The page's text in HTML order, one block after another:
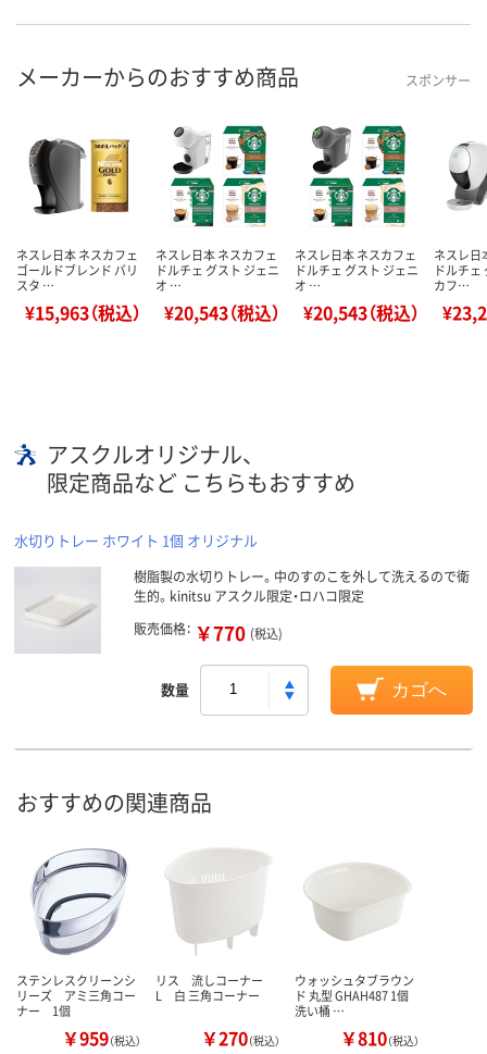
メーカーからのおすすめ商品 スポンサー
ネスレ日本 ネスカフェ
ゴールドブレンド バリ
スタ …
¥15,963（税込）
ネスレ日本 ネスカフェ
ドルチェ グスト ジェニ
オ …
¥20,543（税込）
ネスレ日本 ネスカフェ
ドルチェ グスト ジェニ
オ …
¥20,543（税込）
ネスレ日
ドルチェ
カフ…
アスクルオリジナル、
限定商品など こちらもおすすめ
水切りトレー ホワイト 1個 オリジナル
樹脂製の水切りトレー。中のすのこを外して洗えるので衛
生的。kinitsu アスクル限定・ロハコ限定
販売価格： ￥770 (税込)
数量 カゴへ
おすすめの関連商品
ステンレスクリーンシ
リーズ アミ三角コー
ナー 1個
￥959（税込）
リス 流しコーナー
L 白 三角コーナー
￥270（税込）
ウォッシュタブラウン
ド 丸型 GHAH487 1個
洗い桶 …
￥810（税込）